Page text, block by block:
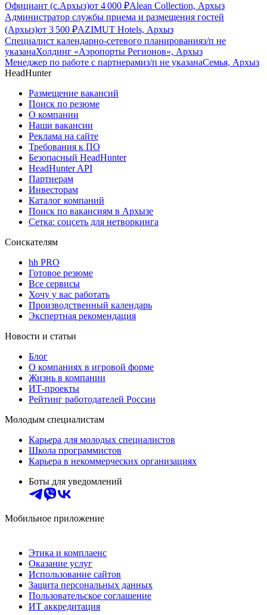
Официант (с.Архыз)от 4 000 ₽Alean Collection, Архыз
Администратор службы приема и размещения гостей
(Архыз)от 3 500 ₽AZIMUT Hotels, Архыз
Специалист календарно-сетевого планированияз/п не
указанаХолдинг «Аэропорты Регионов», Архыз
Менеджер по работе с партнерамиз/п не указанаСемья, Архыз
HeadHunter
Размещение вакансий
Поиск по резюме
О компании
Наши вакансии
Реклама на сайте
Требования к ПО
Безопасный HeadHunter
HeadHunter API
Партнерам
Инвесторам
Каталог компаний
Поиск по вакансиям в Архызе
Сетка: соцсеть для нетворкинга
Соискателям
hh PRO
Готовое резюме
Все сервисы
Хочу у вас работать
Производственный календарь
Экспертная рекомендация
Новости и статьи
Блог
О компаниях в игровой форме
Жизнь в компании
ИТ-проекты
Рейтинг работодателей России
Молодым специалистам
Карьера для молодых специалистов
Школа программистов
Карьера в некоммерческих организациях
Боты для уведомлений
Мобильное приложение
Этика и комплаенс
Оказание услуг
Использование сайтов
Защита персональных данных
Пользовательское соглашение
ИТ аккредитация